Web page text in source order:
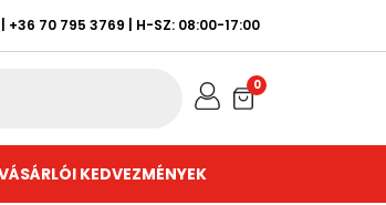
+36 70 795 3769 | H-SZ: 08:00-17:00
0
KEDVEZMÉNYEK